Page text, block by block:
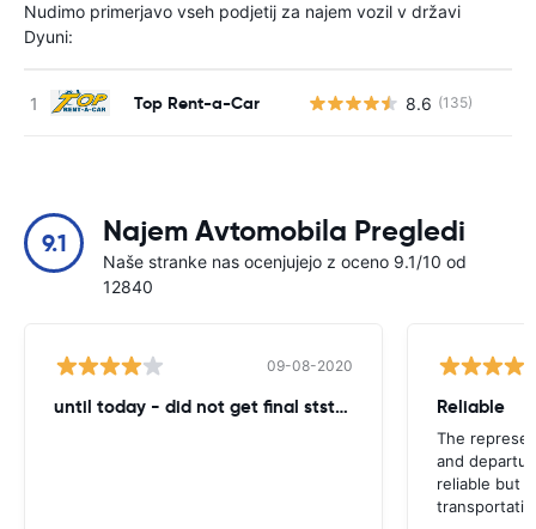
Nudimo primerjavo vseh podjetij za najem vozil v državi
Dyuni:
Top Rent-a-Car 8.6 (135)
9.1 Najem Avtomobila Pregledi
Naše stranke nas ocenjujejo z oceno 9.1/10 od
12840
09-08-2020
until today - did not get final ststemant of the rent !! Reliable
The
and
reliable but